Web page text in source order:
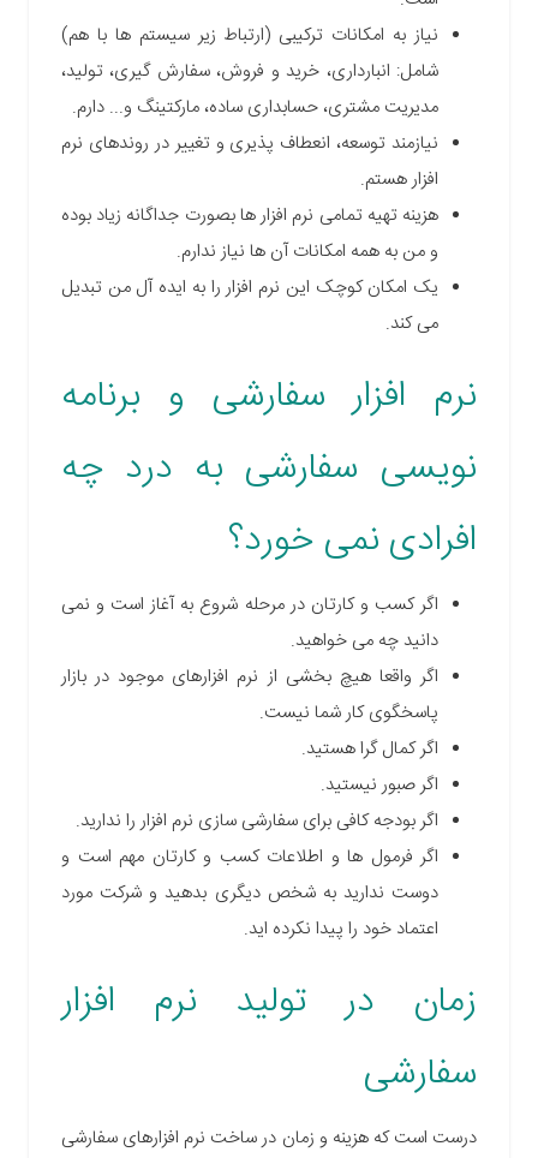
نیاز به امکانات ترکیبی (ارتباط زیر سیستم ها با هم)
شامل: انبارداری، خرید و فروش، سفارش گیری، تولید،
مدیریت مشتری، حسابداری ساده، مارکتینگ و... دارم.
نیازمند توسعه، انعطاف پذیری و تغییر در روندهای نرم
افزار هستم.
هزینه تهیه تمامی نرم افزار ها بصورت جداگانه زیاد بوده
و من به همه امکانات آن ها نیاز ندارم.
یک امکان کوچک این نرم افزار را به ایده آل من تبدیل
می کند.
نرم افزار سفارشی و برنامه
نویسی سفارشی به درد چه
افرادی نمی خورد؟
اگر کسب و کارتان در مرحله شروع به آغاز است و نمی
دانید چه می خواهید.
اگر واقعا هیچ بخشی از نرم افزارهای موجود در بازار
پاسخگوی کار شما نیست.
اگر کمال گرا هستید.
اگر صبور نیستید.
اگر بودجه کافی برای سفارشی سازی نرم افزار را ندارید.
اگر فرمول ها و اطلاعات کسب و کارتان مهم است و
دوست ندارید به شخص دیگری بدهید و شرکت مورد
اعتماد خود را پیدا نکرده اید.
زمان در تولید نرم افزار
سفارشی
درست است که هزینه و زمان در ساخت نرم افزارهای سفارشی